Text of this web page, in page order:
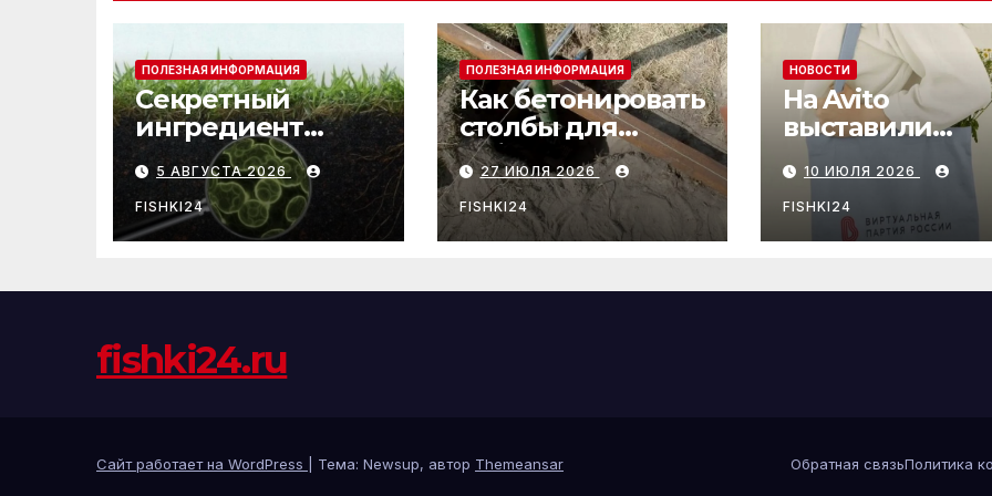
ПОЛЕЗНАЯ ИНФОРМАЦИЯ
Секретный
ингредиент
плодородия:
зачем почве
нужны бактерии
и биогумус
5 АВГУСТА 2026
FISHKI24
ПОЛЕЗНАЯ ИНФОРМАЦИЯ
Как бетонировать
столбы для
забора и ворот
27 ИЮЛЯ 2026
FISHKI24
НОВОСТИ
На Avito
выставили
политическую
партию:
необычный
привлёк
10 ИЮЛЯ 2026
FISHKI24
fishki24.ru
Сайт работает на WordPress Тема: Newsup, автор Themeansar Обратная связьПолитика